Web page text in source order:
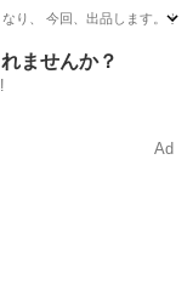
り、 今回、出品します。
ませんか？
Ad